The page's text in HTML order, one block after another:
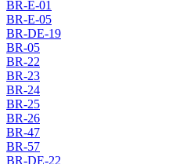
BR-E-01
BR-E-05
BR-DE-19
BR-05
BR-22
BR-23
BR-24
BR-25
BR-26
BR-47
BR-57
BR-DE-22